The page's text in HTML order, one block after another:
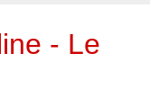
- Le